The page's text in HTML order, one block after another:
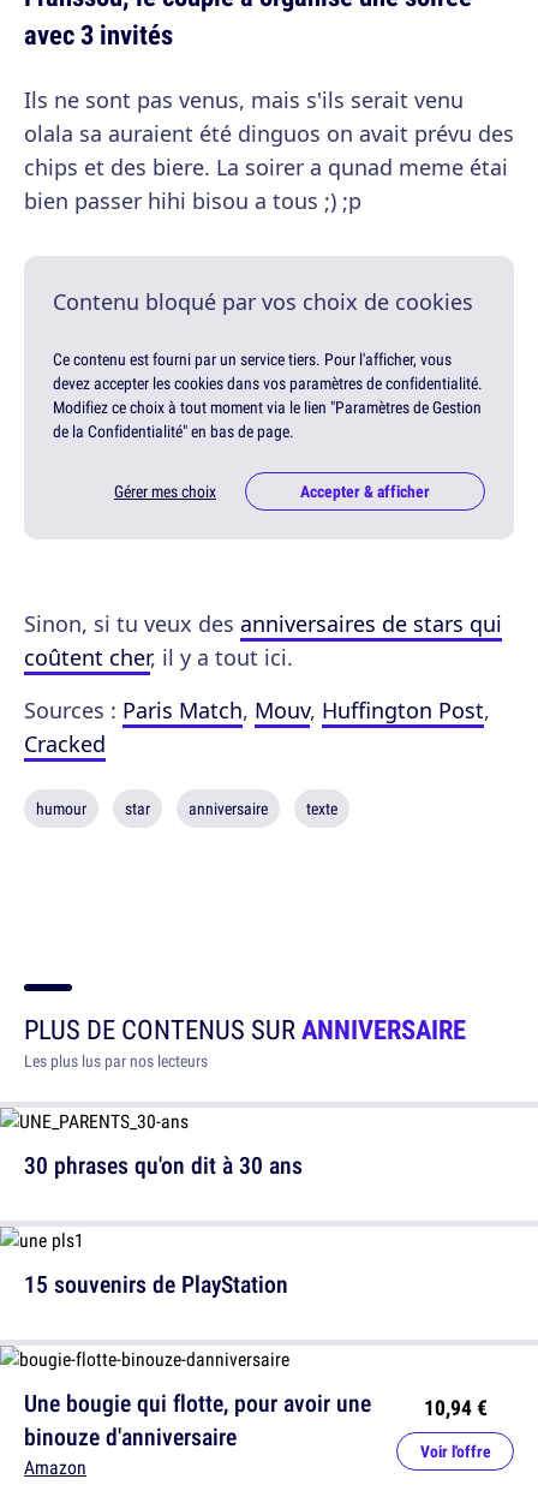
avec 3 invités
Ils ne sont pas venus, mais s'ils serait venu
olala sa auraient été dinguos on avait prévu des
chips et des biere. La soirer a qunad meme étai
bien passer hihi bisou a tous ;) ;p
Contenu bloqué par vos choix de cookies
Ce contenu est fourni par un service tiers. Pour l'afficher, vous
devez accepter les cookies dans vos paramètres de confidentialité.
Modifiez ce choix à tout moment via le lien "Paramètres de Gestion
de la Confidentialité" en bas de page.
Gérer mes choix Accepter & afficher
Sinon, si tu veux des anniversaires de stars qui
coûtent cher, il y a tout ici.
Sources : Paris Match, Mouv, Huffington Post,
Cracked
humour star anniversaire texte
PLUS DE CONTENUS SURANNIVERSAIRE
Les plus lus par nos lecteurs
30 phrases qu'on dit à 30 ans
Une bougie qui flotte, pour avoir une
binouze d'anniversaire
Amazon
10,94 €
Voir l'offre
15 souvenirs de PlayStation